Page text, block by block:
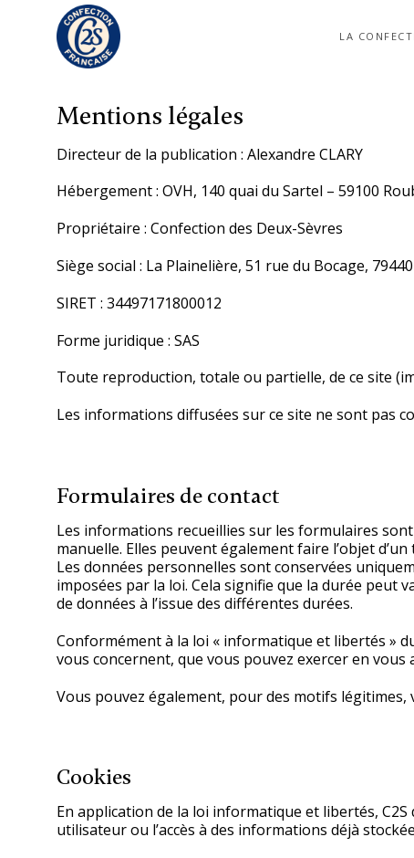
LA
Mentions légales
Directeur de la publication : Alexandre CLARY
Hébergement : OVH, 140 quai du Sartel – 59100
Propriétaire : Confection des Deux-Sèvres
Siège social : La Plainelière, 51 rue du Bocage,
SIRET : 34497171800012
Forme juridique : SAS
Toute reproduction, totale ou partielle, de ce site
Les informations diffusées sur ce site ne sont pas
Formulaires de contact
Les informations recueillies sur les formulaires
manuelle. Elles peuvent également faire l’objet
Les données personnelles sont conservées
imposées par la loi. Cela signifie que la durée peut
de données à l’issue des différentes durées.
Conformément à la loi « informatique et libertés »
vous concernent, que vous pouvez exercer en vous
Vous pouvez également, pour des motifs
Cookies
En application de la loi informatique et libertés,
utilisateur ou l’accès à des informations déjà